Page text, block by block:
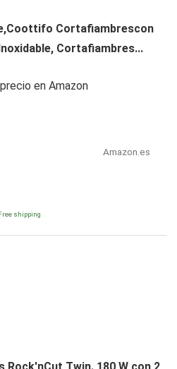
Cortafiambrescon
Cortafiambres...
en Amazon
Amazon.es
shipping